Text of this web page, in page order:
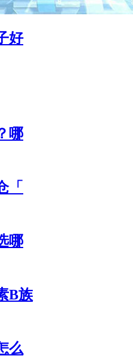
好
哪
「
哪
B族
么